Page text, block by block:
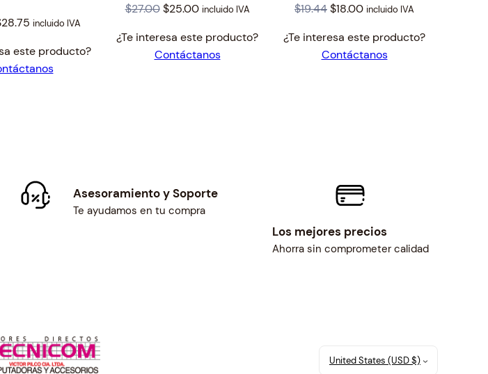
28.75Current
is:
$28.75.
incluido IVA
este producto?
$27.00 Original
was:
$27.00.
$25.00Current
is:
$25.00.
incluido IVA
¿Te interesa este producto?
Contáctanos
$19.44Original
was:
$19.44.
$18.00Current
is:
$18.00.
incluido IVA
¿Te interesa este producto?
Contáctanos
Asesoramiento y Soporte
Te ayudamos en tu compra
Los mejores precios
Ahorra sin comprometer calidad
United States (USD $)